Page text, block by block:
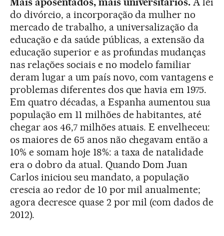
do divórcio, a incorporação da mulher no
mercado de trabalho, a universalização da
educação e da saúde públicas, a extensão da
educação superior e as profundas mudanças
nas relações sociais e no modelo familiar
deram lugar a um país novo, com vantagens e
problemas diferentes dos que havia em 1975.
Em quatro décadas, a Espanha aumentou sua
população em 11 milhões de habitantes, até
chegar aos 46,7 milhões atuais. E envelheceu:
os maiores de 65 anos não chegavam então a
10% e somam hoje 18%: a taxa de natalidade
era o dobro da atual. Quando Dom Juan
Carlos iniciou seu mandato, a população
crescia ao redor de 10 por mil anualmente;
agora decresce quase 2 por mil (com dados de
2012).